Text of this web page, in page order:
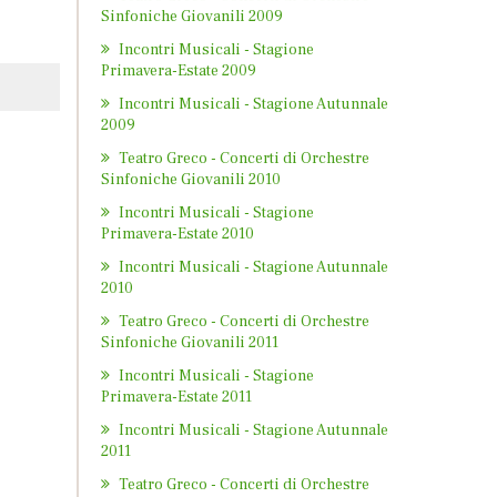
Sinfoniche Giovanili 2009
Incontri Musicali - Stagione
Primavera-Estate 2009
Incontri Musicali - Stagione Autunnale
2009
Teatro Greco - Concerti di Orchestre
Sinfoniche Giovanili 2010
Incontri Musicali - Stagione
Primavera-Estate 2010
Incontri Musicali - Stagione Autunnale
2010
Teatro Greco - Concerti di Orchestre
Sinfoniche Giovanili 2011
Incontri Musicali - Stagione
Primavera-Estate 2011
Incontri Musicali - Stagione Autunnale
2011
Teatro Greco - Concerti di Orchestre